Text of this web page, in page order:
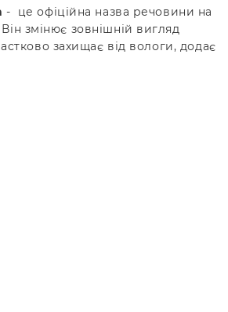
- це офіційна назва речовини на
змінює зовнішній вигляд
захищає від вологи, додає